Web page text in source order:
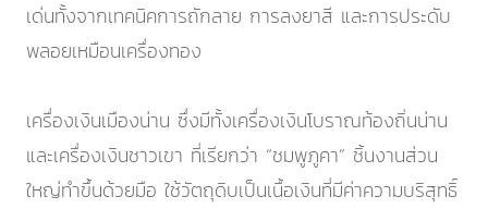
เด่นทั้งจากเทคนิคการถักลาย การลงยาสี และการประดับ
พลอยเหมือนเครื่องทอง
เครื่องเงินเมืองน่าน ซึ่งมีทั้งเครื่องเงินโบราณท้องถิ่นน่าน
และเครื่องเงินชาวเขา ที่เรียกว่า “ชมพูภูคา” ชิ้นงานส่วน
ใหญ่ทำขึ้นด้วยมือ ใช้วัตถุดิบเป็นเนื้อเงินที่มีค่าความบริสุทธิ์